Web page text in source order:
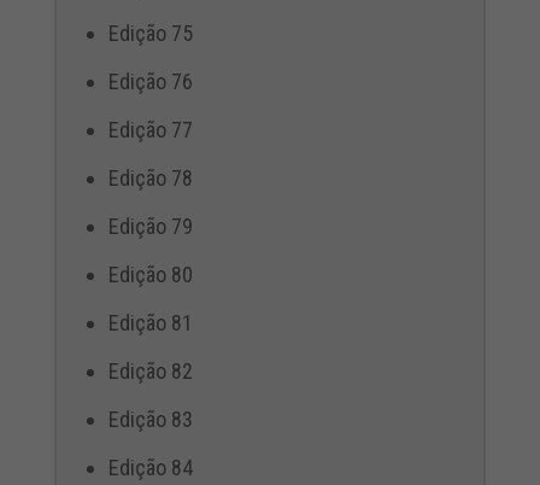
Edição 75
Edição 76
Edição 77
Edição 78
Edição 79
Edição 80
Edição 81
Edição 82
Edição 83
Edição 84